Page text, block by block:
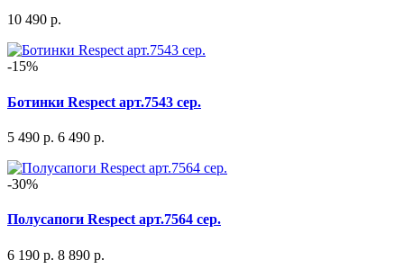
10 490 р.
-15%
Ботинки Respect арт.7543 сер.
5 490 р. 6 490 р.
-30%
Полусапоги Respect арт.7564 сер.
6 190 р. 8 890 р.